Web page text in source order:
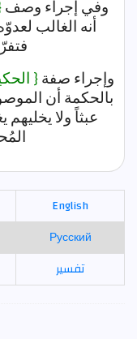
وفي إجراء وصف
أنه الغالب
وإجراء صفة {
بالحكمة أن
عبثاً ولا
English
Русский
تفسير